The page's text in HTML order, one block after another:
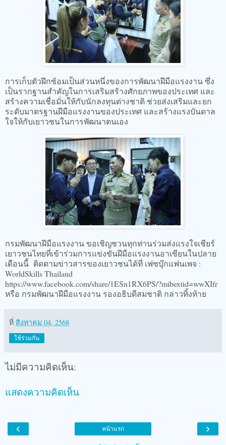
การเก็บตัวฝึกซ้อมเป็นส่วนหนึ่งของการพัฒนาฝีมือแรงงาน ซึ่ง
เป็นรากฐานสำคัญในการเสริมสร้างศักยภาพของประเทศ และ
สร้างความเชื่อมั่นให้กับนักลงทุนต่างชาติ ช่วยส่งเสริมและยก
ระดับมาตรฐานฝีมือแรงงานของประเทศ และสร้างแรงบันดาล
ใจให้กับเยาวชนในการพัฒนาตนเอง
กรมพัฒนาฝีมือแรงงาน ขอเชิญชวนทุกท่านร่วมส่งแรงใจเชียร์
เยาวชนไทยที่เข้าร่วมการแข่งขันฝีมือแรงงานอาเซียนในปลาย
เดือนนี้ ติดตามข่าวสารของเยาวชนได้ที่ เฟซบุ๊กแฟนเพจ :
WorldSkills Thailand
https://www.facebook.com/share/1ESn1RX6PS/?mibextid=wwXIfr
หรือ กรมพัฒนาฝีมือแรงงาน รองอธิบดีสมชาติ กล่าวทิ้งท้าย
ที่ สิงหาคม 04, 2568
ใช้ร่วมกัน
ไม่มีความคิดเห็น:
แสดงความคิดเห็น
‹ ›
หน้าแรก